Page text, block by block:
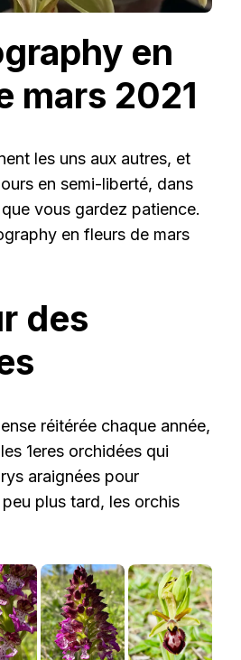
en
mars 2021
les uns aux autres, et
en semi-liberté, dans
que vous gardez patience.
en fleurs de mars
des
réitérée chaque année,
1eres orchidées qui
araignées pour
plus tard, les orchis